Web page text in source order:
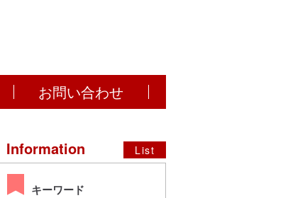
お問い合わせ
Information List
キーワード